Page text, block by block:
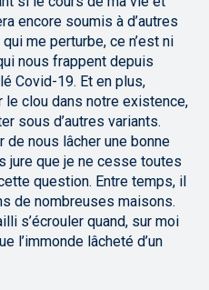
encore soumis à d’autres
me perturbe, ce n’est ni
nous frappent depuis
Covid-19. Et en plus,
le clou dans notre existence,
sous d’autres variants.
de nous lâcher une bonne
jure que je ne cesse toutes
question. Entre temps, il
de nombreuses maisons.
s’écrouler quand, sur moi
l’immonde lâcheté d’un